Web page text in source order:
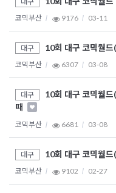
코믹부산 9176 03-11
대구 10회 대구 코믹월
코믹부산 6307 03-08
대구
10회 대구 코믹월
때
코믹부산 6681 03-08
대구 10회 대구 코믹월
코믹부산 9102 02-27